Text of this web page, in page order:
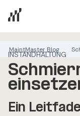
MaintMaster Blog
INSTANDHALTUNG
Ein